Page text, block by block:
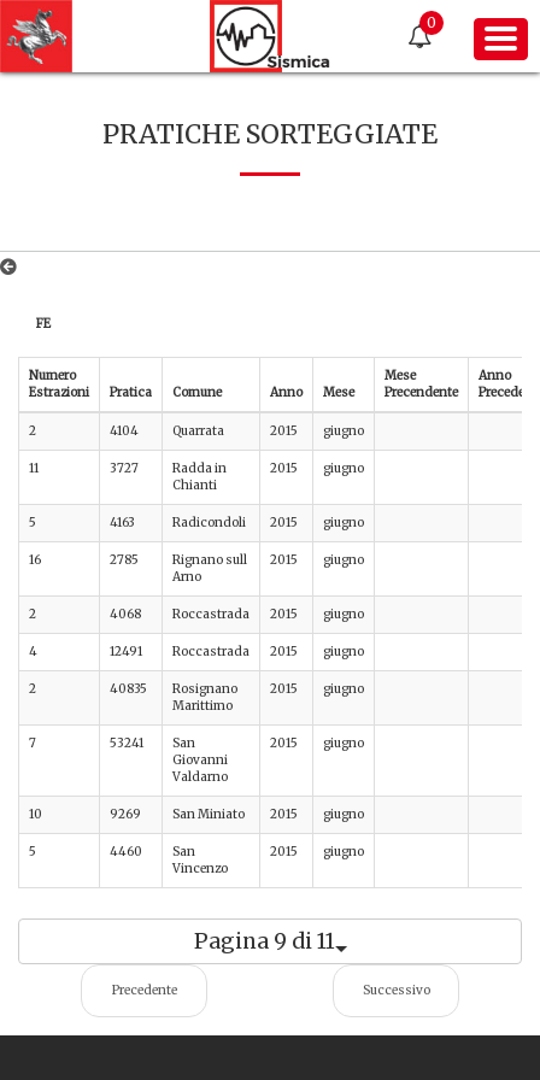
0
PRATICHE SORTEGGIATE
FE
Numero
Estrazioni
Pratica Comune Anno Mese
Mese
Precendente
Anno
2 4104 Quarrata 2015 giugno
11 3727
Radda in
Chianti
2015 giugno
5 4163 Radicondoli 2015 giugno
16 2785
Rignano sull
Arno
2015 giugno
2 4068 Roccastrada 2015 giugno
4 12491 Roccastrada 2015 giugno
2 40835
Rosignano
Marittimo
2015 giugno
7 53241
San
Giovanni
Valdarno
2015 giugno
10 9269 San Miniato 2015 giugno
5 4460
San
Vincenzo
2015 giugno
Pagina 9 di 11
Precedente Successivo